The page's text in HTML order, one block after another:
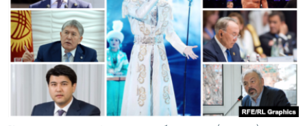
АРНАЙЫ ЖОБАЛАР
Русский
ЖАЗЫЛЫҢЫЗ